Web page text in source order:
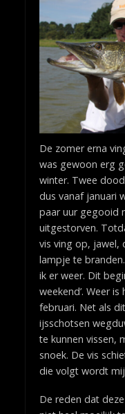
De zomer erna
was gewoon erg
winter. Twee
dus vanaf januari
paar uur gegooid
uitgestorven.
vis ving op, jawel,
lampje te
ik er weer. Dit
weekend’. Weer
februari. Net als
ijsschotsen
te kunnen vissen,
snoek. De vis
die volgt wordt
De reden dat